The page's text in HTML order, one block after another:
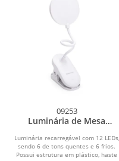
09253
Luminária de Mesa
Luminária recarregável com 12 LEDs,
sendo 6 de tons quentes e 6 frios.
Possui estrutura em plástico, haste